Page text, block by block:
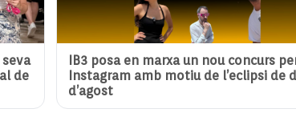
de
IB3 posa en marxa un nou concurs
Instagram amb motiu de l’eclipsi de
d’agost